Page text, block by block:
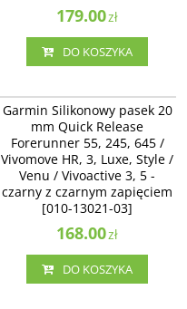
179.00zł
DO KOSZYKA
Garmin Silikonowy pasek 20 mm
Quick Release Forerunner 55, 245,
645 / Vivomove HR, 3, Luxe, Style /
Venu / Vivoactive 3 - czarny z
czarnym zapięciem [010-13021-03]
Garmin Silikonowy pasek 20
mm Quick Release
Forerunner 55, 245, 645 /
Vivomove HR, 3, Luxe, Style /
Venu / Vivoactive 3, 5 -
czarny z czarnym zapięciem
[010-13021-03]
168.00zł
DO KOSZYKA